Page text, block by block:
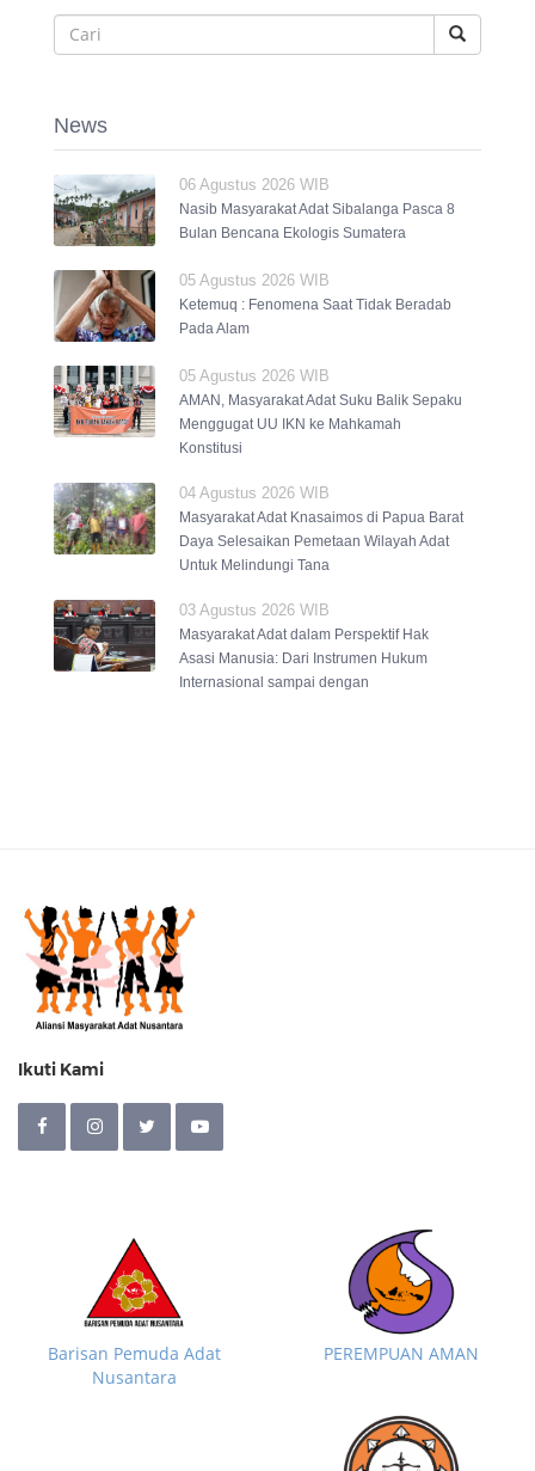
News
06 Agustus 2026 WIB
Nasib Masyarakat Adat Sibalanga Pasca 8
Bulan Bencana Ekologis Sumatera
05 Agustus 2026 WIB
Ketemuq : Fenomena Saat Tidak Beradab
Pada Alam
05 Agustus 2026 WIB
AMAN, Masyarakat Adat Suku Balik Sepaku
Menggugat UU IKN ke Mahkamah
Konstitusi
04 Agustus 2026 WIB
Masyarakat Adat Knasaimos di Papua Barat
Daya Selesaikan Pemetaan Wilayah Adat
Untuk Melindungi Tana
03 Agustus 2026 WIB
Masyarakat Adat dalam Perspektif Hak
Asasi Manusia: Dari Instrumen Hukum
Internasional sampai dengan
Ikuti Kami
Barisan Pemuda Adat
Nusantara
PEREMPUAN AMAN